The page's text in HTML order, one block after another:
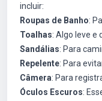
incluir:
Roupas de Banho:
Toalhas: Algo leve e
Sandálias: Para
Repelente: Para
Câmera: Para
Óculos Escuros: